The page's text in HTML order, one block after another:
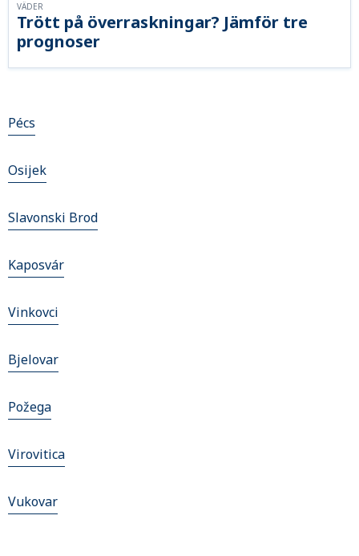
Trött på överraskningar? Jämför tre
prognoser
VÄDER
Pécs
Osijek
Slavonski Brod
Kaposvár
Vinkovci
Bjelovar
Požega
Virovitica
Vukovar